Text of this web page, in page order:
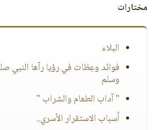
مختارات
البلاء
فوائد وعِظات في رؤيا رآها النبي
وسلم
" آداب الطعام والشراب "
أسباب الاستقرار الأسري..